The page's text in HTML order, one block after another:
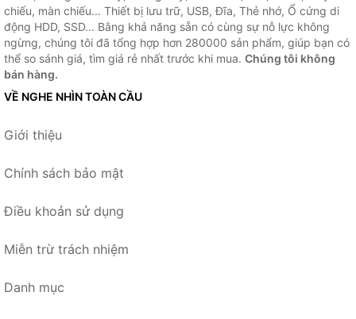
chiếu, màn chiếu... Thiết bị lưu trữ, USB, Đĩa, Thẻ nhớ, Ổ cứng di
động HDD, SSD... Bằng khả năng sẵn có cùng sự nỗ lực không
ngừng, chúng tôi đã tổng hợp hơn 280000 sản phẩm, giúp bạn có
thể so sánh giá, tìm giá rẻ nhất trước khi mua. Chúng tôi không
bán hàng.
VỀ NGHE NHÌN TOÀN CẦU
Giới thiệu
Chính sách bảo mật
Điều khoản sử dụng
Miễn trừ trách nhiệm
Danh mục